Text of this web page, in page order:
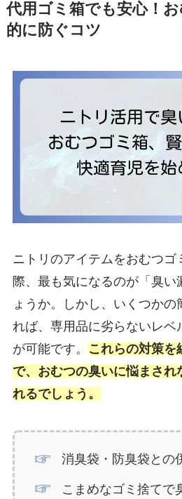
代用ゴミ箱でも安心！
的に防ぐコツ
ニトリのアイテムをおむつゴ
際、最も気になるのが「臭い
ょうか。しかし、いくつかの
れば、専用品に劣らないレベ
が可能です。
これらの対策を
で、おむつの臭いに悩まされ
れるでしょう。
消臭袋・防臭袋との
こまめなゴミ捨てで